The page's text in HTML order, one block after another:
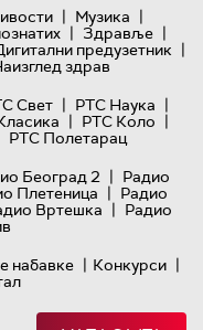
| Музика |
| Здравље |
предузетник |
здрав
Свет | РТС Наука |
| РТС Коло |
РТС Полетарац
Београд 2 | Радио
Плетеница | Радио
Вртешка | Радио
набавке | Конкурси |